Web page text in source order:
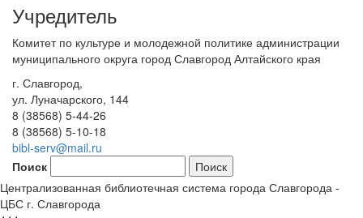
Учредитель
Комитет по культуре и молодежной политике администрации
муниципального округа город Славгород Алтайского края
г. Славгород,
ул. Луначарского, 144
8 (38568) 5-44-26
8 (38568) 5-10-18
bibl-serv@mail.ru
Поиск
Централизованная библиотечная система города Славгорода -
ЦБС г. Славгорода